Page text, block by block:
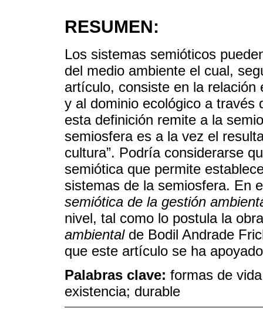
RESUMEN:
Los sistemas semióticos
del medio ambiente el cual,
artículo, consiste en la relación
y al dominio ecológico a través
esta definición remite a la
semiosfera es a la vez el
cultura”. Podría considerarse
semiótica que permite
sistemas de la semiosfera. En
semiótica de la gestión
nivel, tal como lo postula la
ambientalde Bodil Andrade
que este artículo se ha
Palabras clave: formas de
existencia; durable